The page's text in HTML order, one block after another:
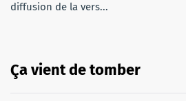
diffusion de la vers...
Ça vient de tomber